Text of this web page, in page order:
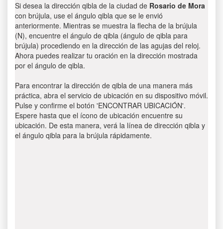
Si desea la dirección qibla de la ciudad de Rosario de Mora
con brújula, use el ángulo qibla que se le envió
anteriormente. Mientras se muestra la flecha de la brújula
(N), encuentre el ángulo de qibla (ángulo de qibla para
brújula) procediendo en la dirección de las agujas del reloj.
Ahora puedes realizar tu oración en la dirección mostrada
por el ángulo de qibla.
Para encontrar la dirección de qibla de una manera más
práctica, abra el servicio de ubicación en su dispositivo móvil.
Pulse y confirme el botón 'ENCONTRAR UBICACIÓN'.
Espere hasta que el ícono de ubicación encuentre su
ubicación. De esta manera, verá la línea de dirección qibla y
el ángulo qibla para la brújula rápidamente.